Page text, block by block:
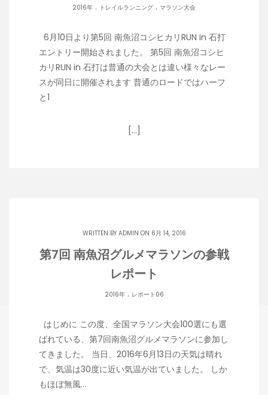
2016年 . トレイルランニング . マラソン大会
6月10日より第5回 南魚沼コシヒカリRUN in 石打
エントリー開始されました。 第5回 南魚沼コシヒ
カリRUN in 石打は普通の大会とは違い様々なレー
スが同日に開催されます 普通のロードではハーフ
と1
[…]
WRITTEN BY ADMIN ON 6月 14, 2016
第7回 南魚沼グルメマラソンの参戦
レポート
2016年. レポート06
はじめに この度、全国マラソン大会100選にも選
ばれている、第7回南魚沼グルメマラソンに参加し
てきました。 当日、2016年6月13日の天気は晴れ
で、気温は30度に近い気温が出ていました。 しか
もほぼ無風…